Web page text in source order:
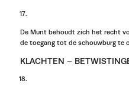
De Munt behoudt zich het recht
de toegang tot de schouwburg te
KLACHTEN –